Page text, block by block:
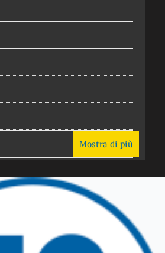
Mostra di più